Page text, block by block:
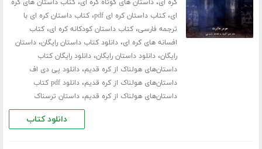
کره ای داستان های کوتاه کره ای کتاب داستان های کره
ای،کتاب داستان کره ای pdf ،کتاب داستان کره ای با
ترجمه فارسی،کتاب داستان کودکانه کره ای،کتاب
افسانه های کره ای،دانلود کتاب داستان رایگان،داستان
رایگان،دانلود داستان رایگان،دانلود رایگان کتاب
داستان‌های هولناک از کره قدیم،دانلود پی دی اف
داستان‌های هولناک از کره قدیم،
دانلود pdf کتاب
داستان‌های هولناک از کره قدیم،داستان ترسناک
دانلود کتاب